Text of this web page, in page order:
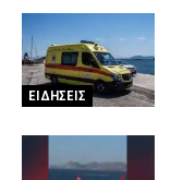
ΕΙΔΗΣΕΙΣ